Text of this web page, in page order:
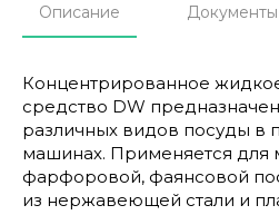
Описание Документы
Концентрированное
средство DW
различных видов посуды в
машинах. Применяется для
фарфоровой, фаянсовой
из нержавеющей стали и